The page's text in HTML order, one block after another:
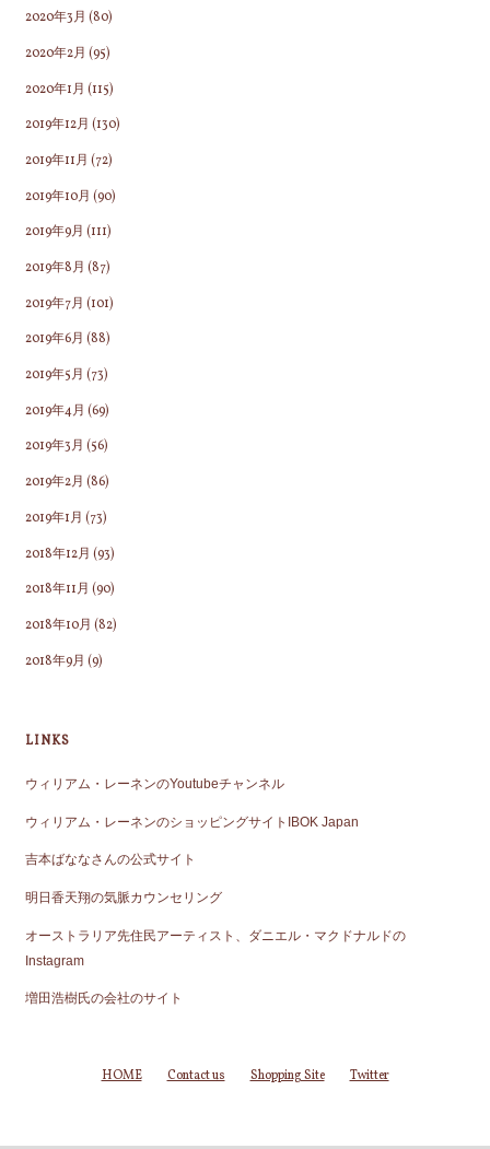
2020年3月 (80)
2020年2月 (95)
2020年1月 (115)
2019年12月 (130)
2019年11月 (72)
2019年10月 (90)
2019年9月 (111)
2019年8月 (87)
2019年7月 (101)
2019年6月 (88)
2019年5月 (73)
2019年4月 (69)
2019年3月 (56)
2019年2月 (86)
2019年1月 (73)
2018年12月 (93)
2018年11月 (90)
2018年10月 (82)
2018年9月 (9)
LINKS
ウィリアム・レーネンのYoutubeチャンネル
ウィリアム・レーネンのショッピングサイトIBOK Japan
吉本ばななさんの公式サイト
明日香天翔の気脈カウンセリング
オーストラリア先住民アーティスト、ダニエル・マクドナルドの
Instagram
増田浩樹氏の会社のサイト
HOME Contact us Shopping Site Twitter